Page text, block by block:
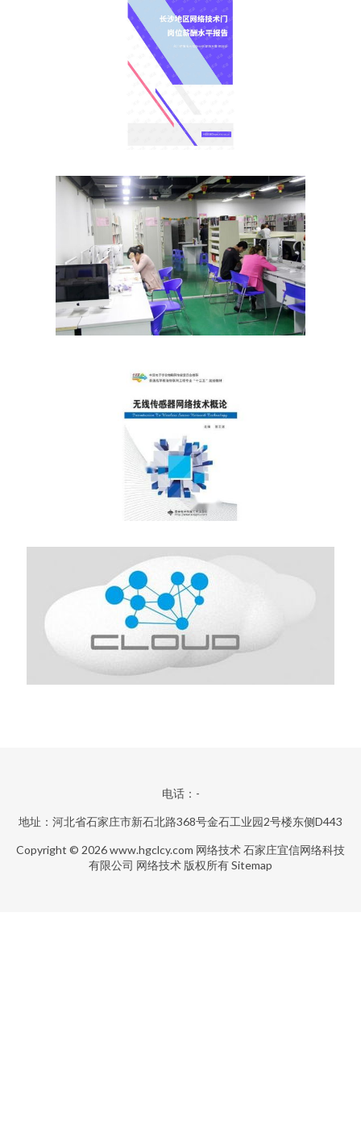
电话：-
地址：河北省石家庄市新石北路368号金石工业园2号楼东侧D443
Copyright © 2026www.hgclcy.com 网络技术石家庄宜信网络科技
有限公司 网络技术 版权所有Sitemap